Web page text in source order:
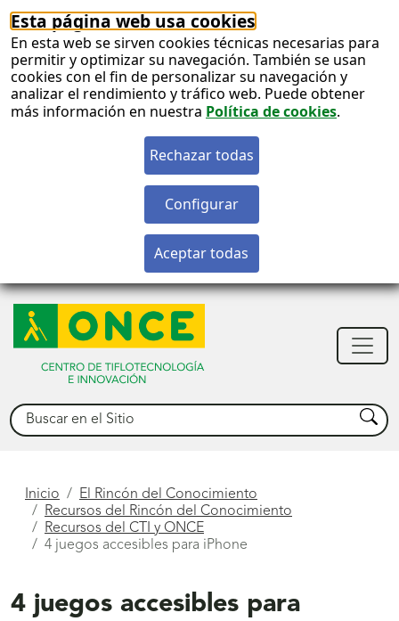
Esta página web usa cookies
En esta web se sirven cookies técnicas necesarias para
permitir y optimizar su navegación. También se usan
cookies con el fin de personalizar su navegación y
analizar el rendimiento y tráfico web. Puede obtener
más información en nuestra Política de cookies.
Buscar Buscar
Está
aquí
Inicio
El Rincón del Conocimiento
Recursos del Rincón del Conocimiento
Recursos del CTI y ONCE
4 juegos accesibles para iPhone
4 juegos accesibles para